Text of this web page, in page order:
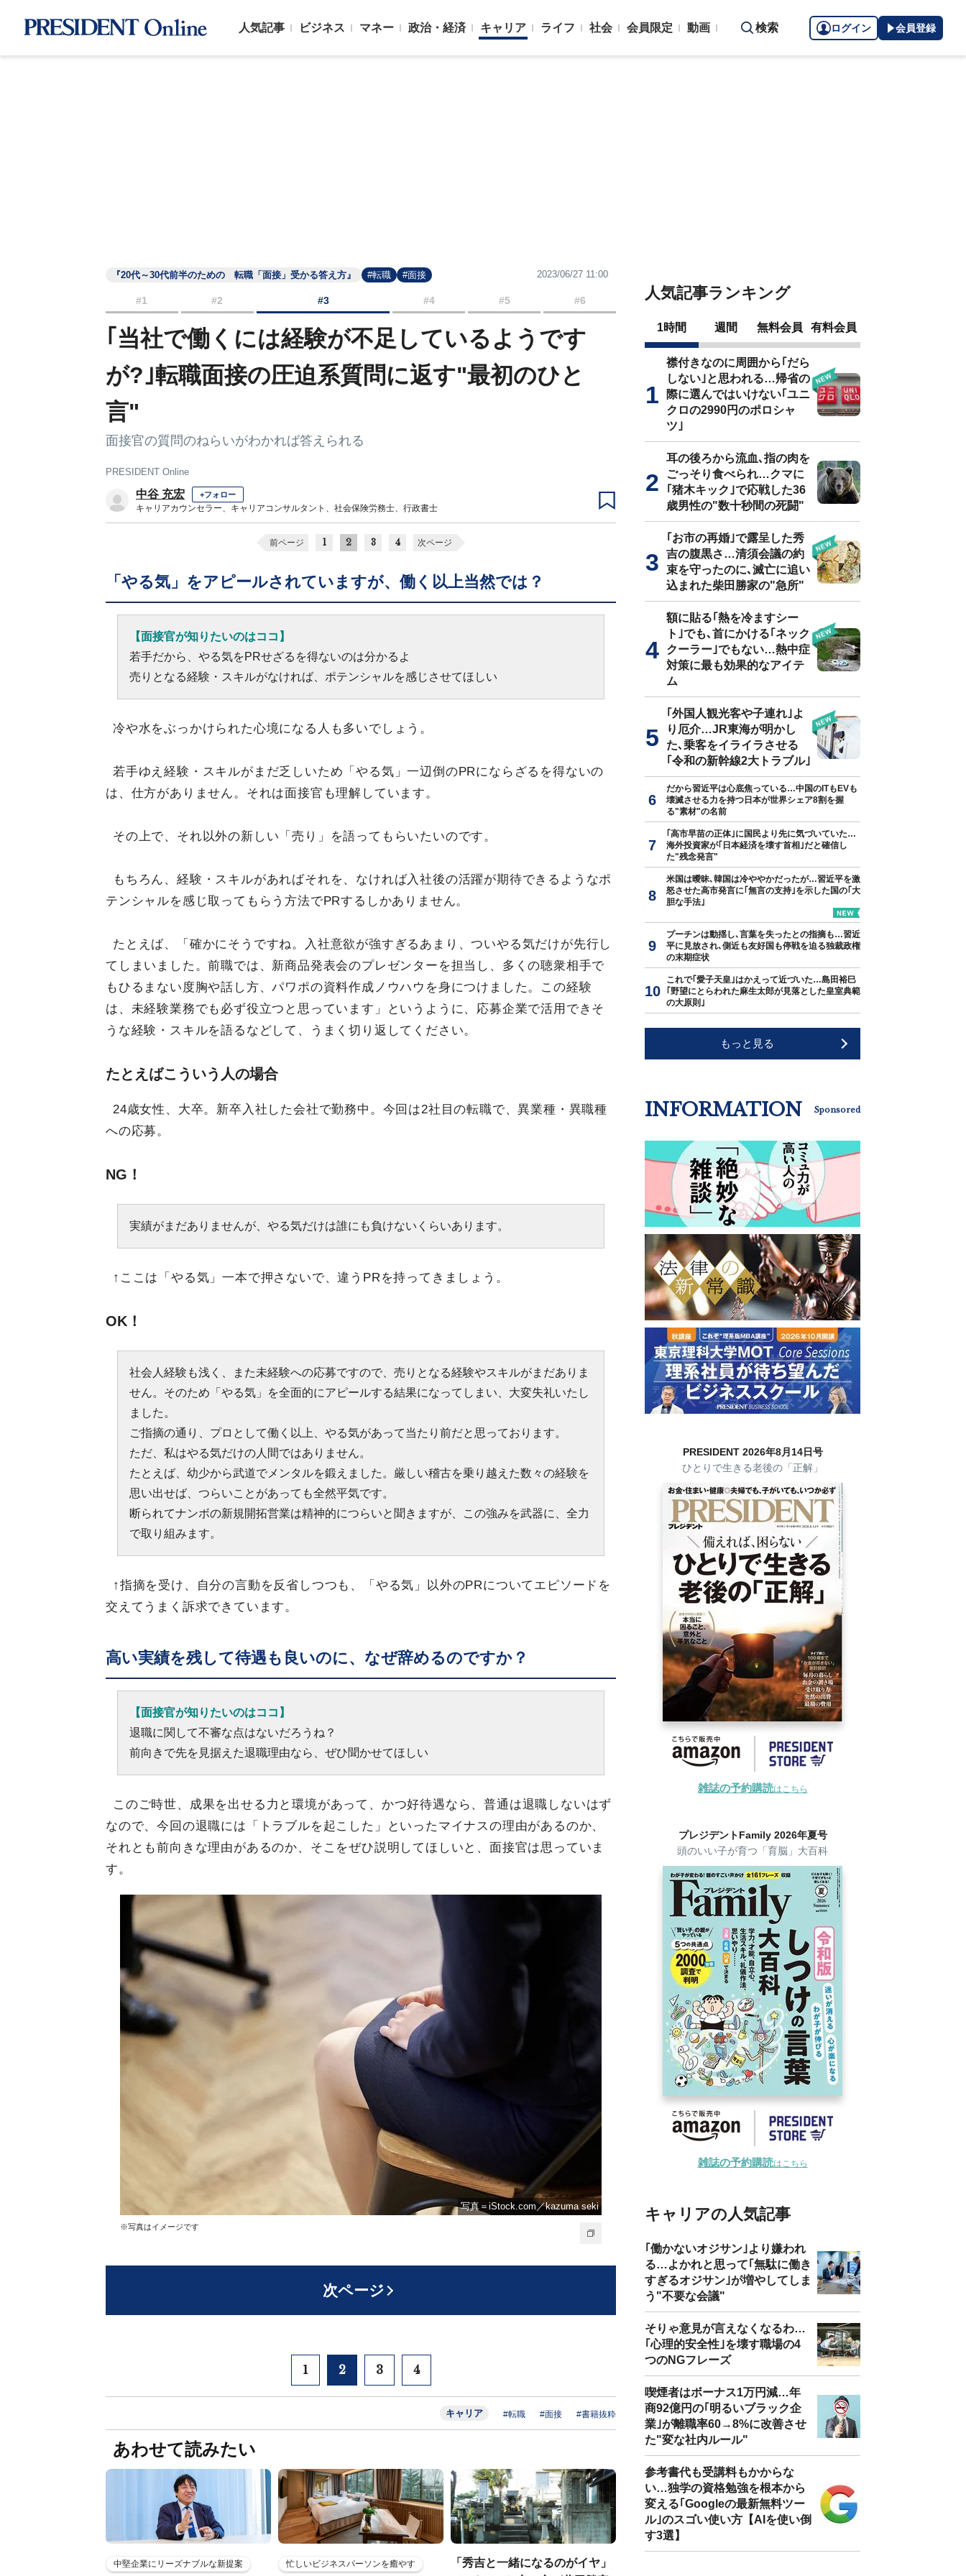
人気記事 ビジネス マネー 政治・経済 キャリア ライフ 社会 会員限定 動画 検索 ログイン 会員登録
『20代～30代前半のための 転職「面接」受かる答え方』 #転職 #面接 2023/06/27 11:00
#1 #2 #3 #4 #5 #6
｢当社で働くには経験が不足しているようです
が?｣転職面接の圧迫系質問に返す"最初のひと
言"
面接官の質問のねらいがわかれば答えられる
PRESIDENT Online
中谷 充宏 +フォロー
キャリアカウンセラー、キャリアコンサルタント、社会保険労務士、行政書士
前ページ 1 2 3 4 次ページ
「やる気」をアピールされていますが、働く以上当然では？
【面接官が知りたいのはココ】
若手だから、やる気をPRせざるを得ないのは分かるよ
売りとなる経験・スキルがなければ、ポテンシャルを感じさせてほしい
冷や水をぶっかけられた心境になる人も多いでしょう。
若手ゆえ経験・スキルがまだ乏しいため「やる気」一辺倒のPRにならざるを得ないの
は、仕方がありません。それは面接官も理解しています。
その上で、それ以外の新しい「売り」を語ってもらいたいのです。
もちろん、経験・スキルがあればそれを、なければ入社後の活躍が期待できるようなポ
テンシャルを感じ取ってもらう方法でPRするしかありません。
たとえば、「確かにそうですね。入社意欲が強すぎるあまり、ついやる気だけが先行し
てしまいました。前職では、新商品発表会のプレゼンターを担当し、多くの聴衆相手で
もひるまない度胸や話し方、パワポの資料作成ノウハウを身につけました。この経験
は、未経験業務でも必ず役立つと思っています」というように、応募企業で活用できそ
うな経験・スキルを語るなどして、うまく切り返してください。
たとえばこういう人の場合
24歳女性、大卒。新卒入社した会社で勤務中。今回は2社目の転職で、異業種・異職種
への応募。
NG！
実績がまだありませんが、やる気だけは誰にも負けないくらいあります。
↑ここは「やる気」一本で押さないで、違うPRを持ってきましょう。
OK！
社会人経験も浅く、また未経験への応募ですので、売りとなる経験やスキルがまだありま
せん。そのため「やる気」を全面的にアピールする結果になってしまい、大変失礼いたし
ました。
ご指摘の通り、プロとして働く以上、やる気があって当たり前だと思っております。
ただ、私はやる気だけの人間ではありません。
たとえば、幼少から武道でメンタルを鍛えました。厳しい稽古を乗り越えた数々の経験を
思い出せば、つらいことがあっても全然平気です。
断られてナンボの新規開拓営業は精神的につらいと聞きますが、この強みを武器に、全力
で取り組みます。
↑指摘を受け、自分の言動を反省しつつも、「やる気」以外のPRについてエピソードを
交えてうまく訴求できています。
高い実績を残して待遇も良いのに、なぜ辞めるのですか？
【面接官が知りたいのはココ】
退職に関して不審な点はないだろうね？
前向きで先を見据えた退職理由なら、ぜひ聞かせてほしい
このご時世、成果を出せる力と環境があって、かつ好待遇なら、普通は退職しないはず
なので、今回の退職には「トラブルを起こした」といったマイナスの理由があるのか、
それとも前向きな理由があるのか、そこをぜひ説明してほしいと、面接官は思っていま
す。
写真＝iStock.com／kazuma seki
※写真はイメージです
次ページ
1 2 3 4
キャリア #転職 #面接 #書籍抜粋
あわせて読みたい
中堅企業にリーズナブルな新提案 忙しいビジネスパーソンを癒やす
「秀吉と一緒になるのがイヤ」
人気記事ランキング
1時間 週間 無料会員 有料会員
襟付きなのに周囲から｢だら
しない｣と思われる…帰省の
際に選んではいけない｢ユニ
クロの2990円のポロシャ
ツ｣
耳の後ろから流血､指の肉を
ごっそり食べられ…クマに
｢猪木キック｣で応戦した36
歳男性の"数十秒間の死闘"
｢お市の再婚｣で露呈した秀
吉の腹黒さ…清須会議の約
束を守ったのに､滅亡に追い
込まれた柴田勝家の"急所"
額に貼る｢熱を冷ますシー
ト｣でも､首にかける｢ネック
クーラー｣でもない…熱中症
対策に最も効果的なアイテ
ム
｢外国人観光客や子連れ｣よ
り厄介…JR東海が明かし
た､乗客をイライラさせる
｢令和の新幹線2大トラブル｣
だから習近平は心底焦っている…中国のITもEVも
壊滅させる力を持つ日本が世界シェア8割を握
る"素材"の名前
｢高市早苗の正体｣に国民より先に気づいていた…
海外投資家が｢日本経済を壊す首相｣だと確信し
た"残念発言"
米国は曖昧､韓国は冷ややかだったが…習近平を激
怒させた高市発言に｢無言の支持｣を示した国の｢大
胆な手法｣
プーチンは動揺し､言葉を失ったとの指摘も…習近
平に見放され､側近も友好国も停戦を迫る独裁政権
の末期症状
これで｢愛子天皇｣はかえって近づいた…島田裕巳
｢野望にとらわれた麻生太郎が見落とした皇室典範
の大原則｣
もっと見る
INFORMATION Sponsored
PRESIDENT 2026年8月14日号
ひとりで生きる老後の「正解」
雑誌の予約購読はこちら
プレジデントFamily 2026年夏号
頭のいい子が育つ「育脳」大百科
雑誌の予約購読はこちら
キャリアの人気記事
｢働かないオジサン｣より嫌われ
る…よかれと思って｢無駄に働き
すぎるオジサン｣が増やしてしま
う"不要な会議"
そりゃ意見が言えなくなるわ…
｢心理的安全性｣を壊す職場の4
つのNGフレーズ
喫煙者はボーナス1万円減…年
商92億円の｢明るいブラック企
業｣が離職率60→8%に改善させ
た"変な社内ルール"
参考書代も受講料もかからな
い…独学の資格勉強を根本から
変える｢Googleの最新無料ツー
ル｣のスゴい使い方【AIを使い倒
す3選】